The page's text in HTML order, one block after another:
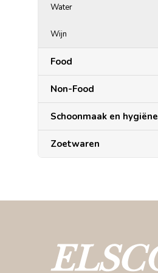
Water
Wijn
Food
Non-Food
Schoonmaak en hygiëne
Zoetwaren